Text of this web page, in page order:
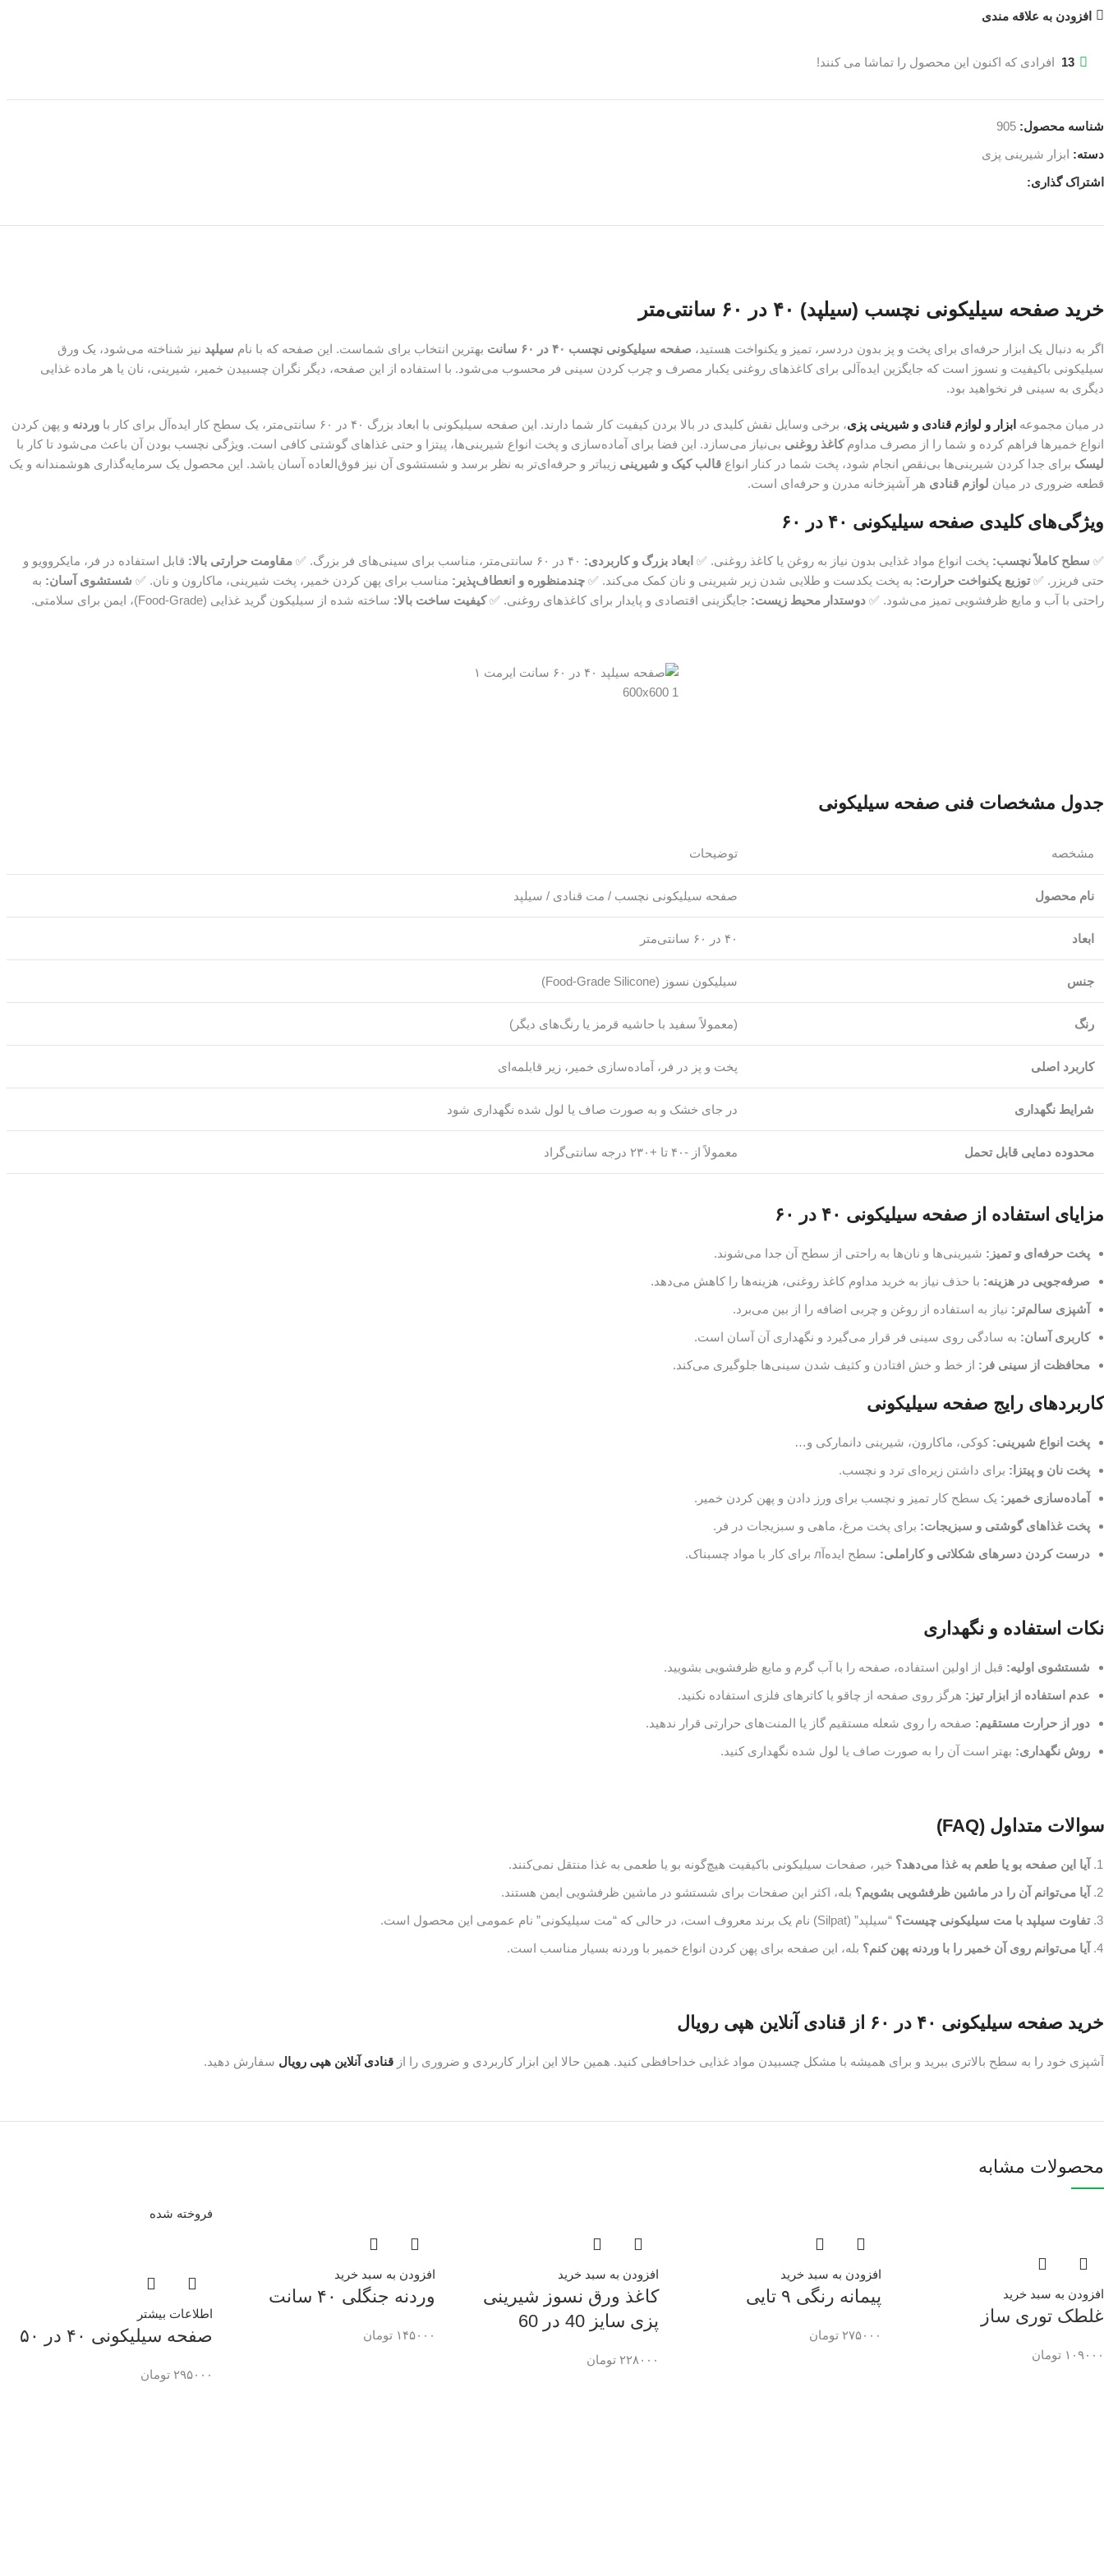
افزودن به علاقه مندی
13 افرادی که اکنون این محصول را تماشا می کنند!
شناسه محصول: 905
دسته: ابزار شیرینی پزی
اشتراک گذاری:
خرید صفحه سیلیکونی نچسب (سیلپد) ۴۰ در ۶۰ سانتی‌متر
اگر به دنبال یک ابزار حرفه‌ای برای پخت و پز بدون دردسر، تمیز و یکنواخت هستید، صفحه سیلیکونی نچسب ۴۰ در ۶۰ سانت بهترین انتخاب برای شماست. این صفحه که با نام سیلپد نیز شناخته می‌شود، یک ورق
سیلیکونی باکیفیت و نسوز است که جایگزین ایده‌آلی برای کاغذهای روغنی یکبار مصرف و چرب کردن سینی فر محسوب می‌شود. با استفاده از این صفحه، دیگر نگران چسبیدن خمیر، شیرینی، نان یا هر ماده غذایی
دیگری به سینی فر نخواهید بود.
در میان مجموعه ابزار و لوازم قنادی و شیرینی پزی، برخی وسایل نقش کلیدی در بالا بردن کیفیت کار شما دارند. این صفحه سیلیکونی با ابعاد بزرگ ۴۰ در ۶۰ سانتی‌متر، یک سطح کار ایده‌آل برای کار با وردنه و پهن کردن
انواع خمیرها فراهم کرده و شما را از مصرف مداومکاغذ روغنی بی‌نیاز می‌سازد. این فضا برای آماده‌سازی و پخت انواع شیرینی‌ها، پیتزا و حتی غذاهای گوشتی کافی است. ویژگی نچسب بودن آن باعث می‌شود تا کار با
لیسک برای جدا کردن شیرینی‌ها بی‌نقص انجام شود، پخت شما در کنار انواع قالب کیک و شیرینی زیباتر و حرفه‌ای‌تر به نظر برسد و شستشوی آن نیز فوق‌العاده آسان باشد. این محصول یک سرمایه‌گذاری هوشمندانه و یک
قطعه ضروری در میان لوازم قنادی هر آشپزخانه مدرن و حرفه‌ای است.
ویژگی‌های کلیدی صفحه سیلیکونی ۴۰ در ۶۰
✅ سطح کاملاً نچسب: پخت انواع مواد غذایی بدون نیاز به روغن یا کاغذ روغنی. ✅ ابعاد بزرگ و کاربردی: مقاومت حرارتی بالا: قابل استفاده در فر، مایکروویو و
حتی فریزر. ✅توزیع یکنواخت حرارت: به پخت یکدست و طلایی شدن زیر شیرینی و نان کمک می‌کند. ✅ چندمنظوره و انعطاف‌پذیر: مناسب برای پهن کردن خمیر، پخت شیرینی، ماکارون و نان. ✅ شستشوی آسان: به
راحتی با آب و مایع ظرفشویی تمیز می‌شود. ✅ دوستدار محیط زیست: جایگزینی اقتصادی و پایدار برای کاغذهای روغنی. ✅کیفیت ساخت بالا: ساخته شده از سیلیکون گرید غذایی (Food-Grade)، ایمن برای سلامتی.
جدول مشخصات فنی صفحه سیلیکونی
مشخصه توضیحات
نام محصول صفحه سیلیکونی نچسب / مت قنادی / سیلپد
ابعاد ۴۰ در ۶۰ سانتی‌متر
جنس سیلیکون نسوز (Food-Grade Silicone)
رنگ (معمولاً سفید با حاشیه قرمز یا رنگ‌های دیگر)
کاربرد اصلی پخت و پز در فر، آماده‌سازی خمیر، زیر قابلمه‌ای
شرایط نگهداری در جای خشک و به صورت صاف یا لول شده نگهداری شود
محدوده دمایی قابل تحمل معمولاً از -۴۰ تا +۲۳۰ درجه سانتی‌گراد
مزایای استفاده از صفحه سیلیکونی ۴۰ در ۶۰
پخت حرفه‌ای و تمیز: شیرینی‌ها و نان‌ها به راحتی از سطح آن جدا می‌شوند.
صرفه‌جویی در هزینه: با حذف نیاز به خرید مداوم کاغذ روغنی، هزینه‌ها را کاهش می‌دهد.
آشپزی سالم‌تر: نیاز به استفاده از روغن و چربی اضافه را از بین می‌برد.
کاربری آسان: به سادگی روی سینی فر قرار می‌گیرد و نگهداری آن آسان است.
محافظت از سینی فر: از خط و خش افتادن و کثیف شدن سینی‌ها جلوگیری می‌کند.
کاربردهای رایج صفحه سیلیکونی
پخت انواع شیرینی: کوکی، ماکارون، شیرینی دانمارکی و…
پخت نان و پیتزا: برای داشتن زیره‌ای ترد و نچسب.
آماده‌سازی خمیر: یک سطح کار تمیز و نچسب برای ورز دادن و پهن کردن خمیر.
پخت غذاهای گوشتی و سبزیجات: برای پخت مرغ، ماهی و سبزیجات در فر.
درست کردن دسرهای شکلاتی و کاراملی: سطح ایده‌آл برای کار با مواد چسبناک.
نکات استفاده و نگهداری
شستشوی اولیه: قبل از اولین استفاده، صفحه را با آب گرم و مایع ظرفشویی بشویید.
عدم استفاده از ابزار تیز: هرگز روی صفحه از چاقو یا کاترهای فلزی استفاده نکنید.
دور از حرارت مستقیم: صفحه را روی شعله مستقیم گاز یا المنت‌های حرارتی قرار ندهید.
روش نگهداری: بهتر است آن را به صورت صاف یا لول شده نگهداری کنید.
سوالات متداول (FAQ)
آیا این صفحه بو یا طعم به غذا می‌دهد؟ خیر، صفحات سیلیکونی باکیفیت هیچ‌گونه بو یا طعمی به غذا منتقل نمی‌کنند.
آیا می‌توانم آن را در ماشین ظرفشویی بشویم؟ بله، اکثر این صفحات برای شستشو در ماشین ظرفشویی ایمن هستند.
تفاوت سیلپد با مت سیلیکونی چیست؟ “سیلپد” (Silpat) نام یک برند معروف است، در حالی که “مت سیلیکونی” نام عمومی این محصول است.
آیا می‌توانم روی آن خمیر را با وردنه پهن کنم؟ بله، این صفحه برای پهن کردن انواع خمیر با وردنه بسیار مناسب است.
خرید صفحه سیلیکونی ۴۰ در ۶۰ از قنادی آنلاین هپی رویال
آشپزی خود را به سطح بالاتری ببرید و برای همیشه با مشکل چسبیدن مواد غذایی خداحافظی کنید. همین حالا این ابزار کاربردی و ضروری را از قنادی آنلاین هپی رویال سفارش دهید.
محصولات مشابه
افزودن به سبد خرید
غلطک توری ساز
۱۰۹۰۰۰ تومان
افزودن به سبد خرید
پیمانه رنگی ۹ تایی
۲۷۵۰۰۰ تومان
افزودن به سبد خرید
کاغذ ورق نسوز شیرینی
پزی سایز 40 در 60
۲۲۸۰۰۰ تومان
افزودن به سبد خرید
وردنه جنگلی ۴۰ سانت
۱۴۵۰۰۰ تومان
فروخته شده
اطلاعات بیشتر
صفحه سیلیکونی ۴۰ در ۵۰
۲۹۵۰۰۰ تومان